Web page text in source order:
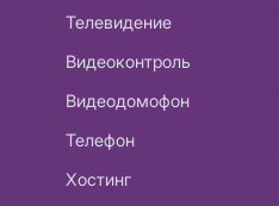
Телевидение
Видеоконтроль
Видеодомофон
Телефон
Хостинг